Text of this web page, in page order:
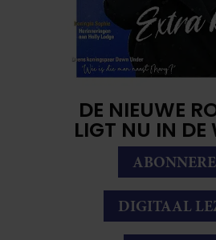
DE NIEUWE
LIGT NU IN DE
DIGITAAL